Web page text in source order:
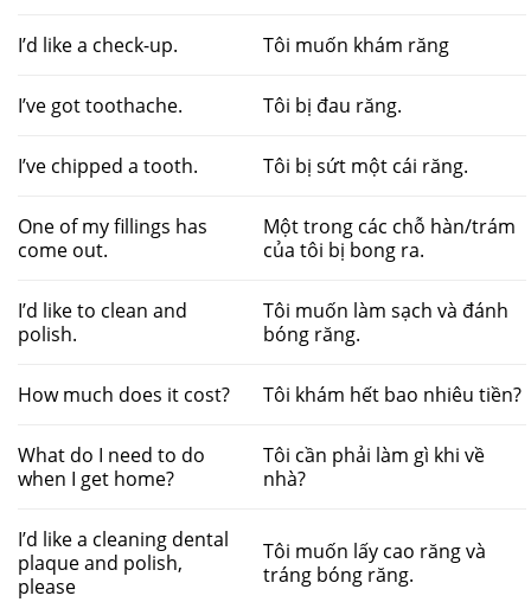
I’d like a check-up. Tôi muốn khám răng
I’ve got toothache. Tôi bị đau răng.
I’ve chipped a tooth. Tôi bị sứt một cái răng.
One of my fillings has
come out.
Một trong các chỗ hàn/trám
của tôi bị bong ra.
I’d like to clean and
polish.
Tôi muốn làm sạch và đánh
bóng răng.
How much does it cost? Tôi khám hết bao nhiêu tiền?
What do I need to do
when I get home?
Tôi cần phải làm gì khi về
nhà?
I’d like a cleaning dental
plaque and polish,
please
Tôi muốn lấy cao răng và
tráng bóng răng.